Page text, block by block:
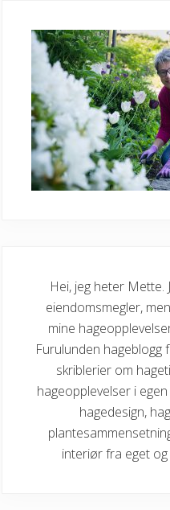
Hei, jeg heter Mette.
eiendomsmegler,
mine
Furulunden hageblogg
skriblerier om
hageopplevelser i
hagedesign,
interiør fra eget